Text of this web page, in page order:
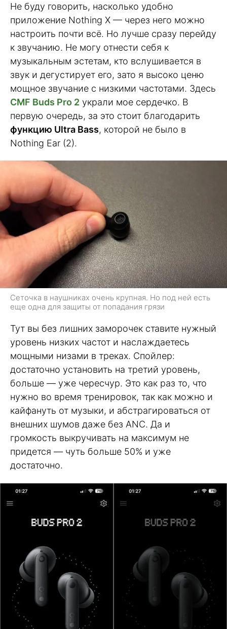
Не буду говорить, насколько удобно
приложение Nothing X — через него можно
настроить почти всё. Но лучше сразу перейду
к звучанию. Не могу отнести себя к
музыкальным эстетам, кто вслушивается в
звук и дегустирует его, зато я высоко ценю
мощное звучание с низкими частотами. Здесь
CMF Buds Pro 2 украли мое сердечко. В
первую очередь, за это стоит благодарить
функцию Ultra Bass, которой не было в
Nothing Ear (2).
Сеточка в наушниках очень крупная. Но под ней есть
еще одна для защиты от попадания грязи
Тут вы без лишних заморочек ставите нужный
уровень низких частот и наслаждаетесь
мощными низами в треках. Спойлер:
достаточно установить на третий уровень,
больше — уже чересчур. Это как раз то, что
нужно во время тренировок, так как можно и
кайфануть от музыки, и абстрагироваться от
внешних шумов даже без ANC. Да и
громкость выкручивать на максимум не
придется — чуть больше 50% и уже
достаточно.